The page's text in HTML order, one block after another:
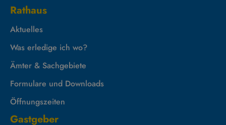
Rathaus
Aktuelles
Was erledige ich wo?
Ämter & Sachgebiete
Formulare und Downloads
Öffnungszeiten
Gastgeber